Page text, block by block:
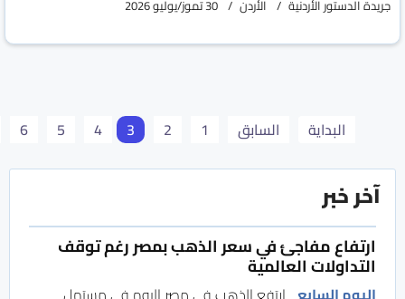
جريدة الدستور الأردنية الأردن 30 تموز/يوليو 2026
البداية السابق 1
2
3
4
5
6
آخر خبر
ارتفاع مفاجئ في سعر الذهب بمصر رغم توقف
التداولات العالمية